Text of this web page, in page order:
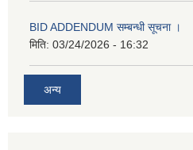
BID ADDENDUM सम्बन्धी सूचना ।
मिति: 03/24/2026 - 16:32
अन्य